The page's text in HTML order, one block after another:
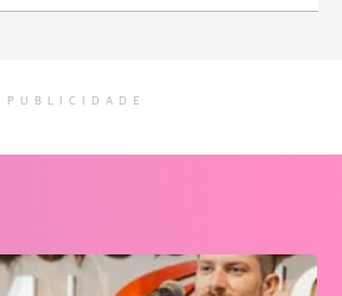
PUBLICIDADE